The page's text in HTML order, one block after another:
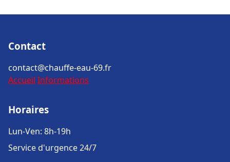
Contact
contact@chauffe-eau-69.fr
Accueil Informations
Horaires
Lun-Ven: 8h-19h
Service d'urgence 24/7